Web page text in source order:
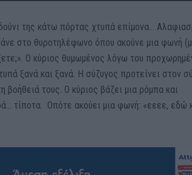
της κάτω πόρτας χτυπά επίμονα…
στο θυροτηλέφωνο όπου ακούνε μια φωνή
Ο κύριος θυμωμένος λόγω του
ξανά και ξανά. Η σύζυγος προτείνει στον
τους. Ο κύριος βάζει μια ρόμπα και
τίποτα. Οπότε ακούει μια φωνή: «εεεε, εδώ